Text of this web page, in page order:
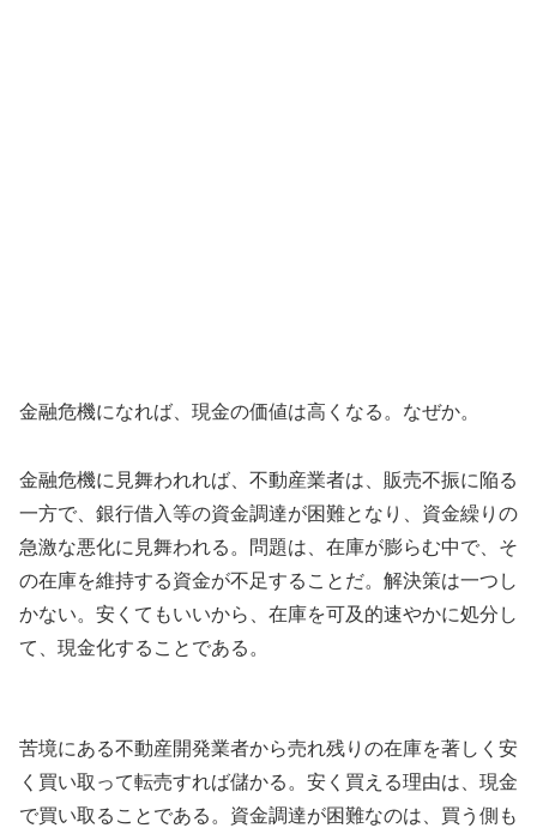
金融危機になれば、現金の価値は高くなる。なぜか。
金融危機に見舞われれば、不動産業者は、販売不振に陥る
一方で、銀行借入等の資金調達が困難となり、資金繰りの
急激な悪化に見舞われる。問題は、在庫が膨らむ中で、そ
の在庫を維持する資金が不足することだ。解決策は一つし
かない。安くてもいいから、在庫を可及的速やかに処分し
て、現金化することである。
苦境にある不動産開発業者から売れ残りの在庫を著しく安
く買い取って転売すれば儲かる。安く買える理由は、現金
で買い取ることである。資金調達が困難なのは、買う側も